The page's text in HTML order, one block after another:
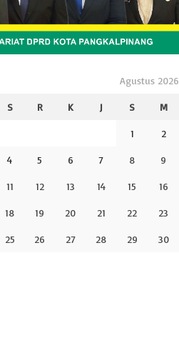
Agustus 2026
S R K J S M
1 2
4 5 6 7 8 9
11 12 13 14 15 16
18 19 20 21 22 23
25 26 27 28 29 30